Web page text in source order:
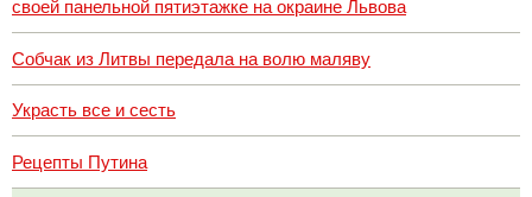
своей панельной пятиэтажке на окраине Львова
Собчак из Литвы передала на волю маляву
Украсть все и сесть
Рецепты Путина